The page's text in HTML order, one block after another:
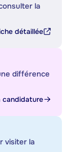
la
détaillée
différence
candidature
visiter la